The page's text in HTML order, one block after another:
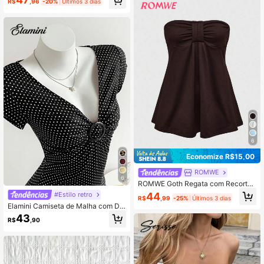
R$ ,96 -20% Últimos 3 dias
6
#Estilo retro
Elamini Camiseta de Malha com De
cote V Profundo, Franzido, Bordado
e Botões em Poá para Mulheres
R$43 ,90
6
Economize R$15,00
ROMWE
ROMWE Goth Regata com Recorte
Ajustada e Sólida, Estilo Y2K, Verão
R$44 ,99 -25% Últimos 3 dias